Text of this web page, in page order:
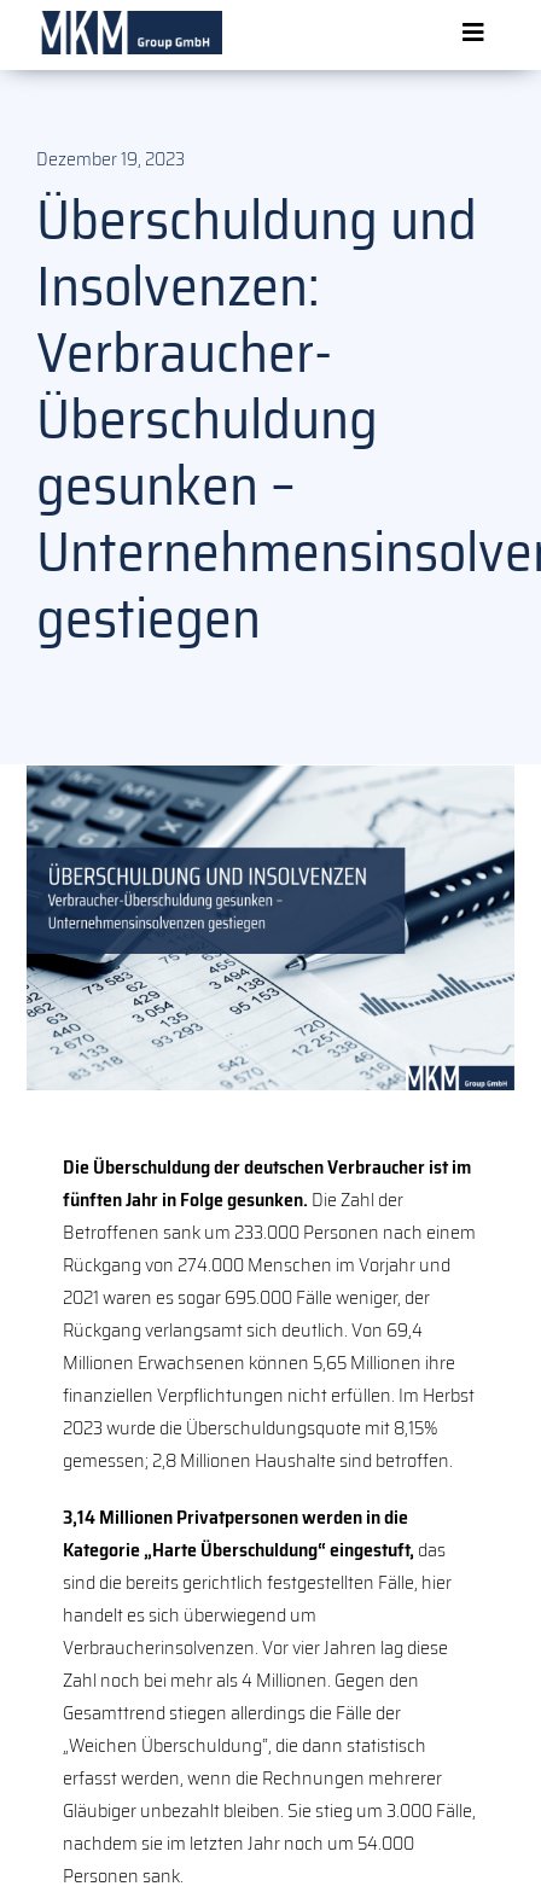
content
Toggle
Über MKM
Produkte
News
Formulare
Dezember 19, 2023
Überschuldung und
Insolvenzen:
Verbraucher-
Überschuldung
gesunken –
gestiegen
Die Überschuldung der deutschen Verbraucher ist im
fünften Jahr in Folge gesunken. Die Zahl der
Betroffenen sank um 233.000 Personen nach einem
Rückgang von 274.000 Menschen im Vorjahr und
2021 waren es sogar 695.000 Fälle weniger, der
Rückgang verlangsamt sich deutlich. Von 69,4
Millionen Erwachsenen können 5,65 Millionen ihre
finanziellen Verpflichtungen nicht erfüllen. Im Herbst
2023 wurde die Überschuldungsquote mit 8,15%
gemessen; 2,8 Millionen Haushalte sind betroffen.
3,14 Millionen Privatpersonen werden in die
Kategorie „Harte Überschuldung“ eingestuft, das
sind die bereits gerichtlich festgestellten Fälle, hier
handelt es sich überwiegend um
Verbraucherinsolvenzen. Vor vier Jahren lag diese
Zahl noch bei mehr als 4 Millionen. Gegen den
Gesamttrend stiegen allerdings die Fälle der
„Weichen Überschuldung“, die dann statistisch
erfasst werden, wenn die Rechnungen mehrerer
Gläubiger unbezahlt bleiben. Sie stieg um 3.000 Fälle,
nachdem sie im letzten Jahr noch um 54.000
Personen sank.